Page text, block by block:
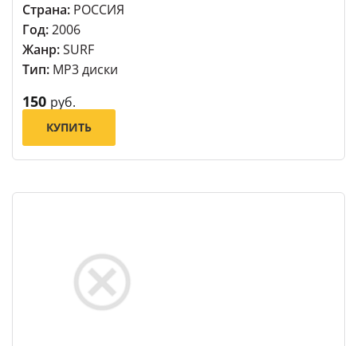
Страна: РОССИЯ
Год:2006
Жанр:SURF
Тип: MP3 диски
150 руб.
КУПИТЬ